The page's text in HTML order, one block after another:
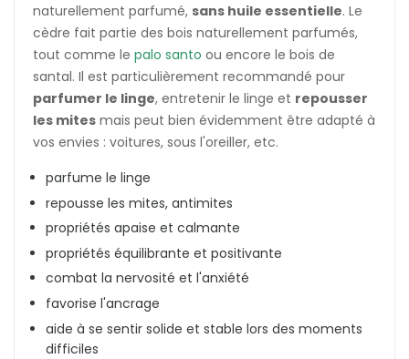
naturellement parfumé, sans huile essentielle. Le
cèdre fait partie des bois naturellement parfumés,
tout comme le palo santo ou encore le bois de
santal. Il est particulièrement recommandé pour
parfumer le linge, entretenir le linge et repousser
les mites mais peut bien évidemment être adapté à
vos envies : voitures, sous l'oreiller, etc.
parfume le linge
repousse les mites, antimites
propriétés apaise et calmante
propriétés équilibrante et positivante
combat la nervosité et l'anxiété
favorise l'ancrage
aide à se sentir solide et stable lors des moments
difficiles